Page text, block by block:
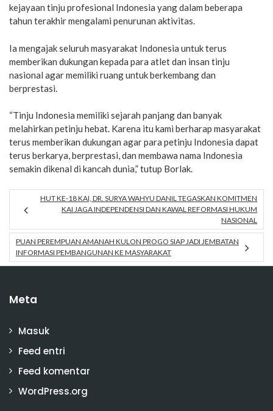
kejayaan tinju profesional Indonesia yang dalam beberapa
tahun terakhir mengalami penurunan aktivitas.
Ia mengajak seluruh masyarakat Indonesia untuk terus
memberikan dukungan kepada para atlet dan insan tinju
nasional agar memiliki ruang untuk berkembang dan
berprestasi.
“Tinju Indonesia memiliki sejarah panjang dan banyak
melahirkan petinju hebat. Karena itu kami berharap masyarakat
terus memberikan dukungan agar para petinju Indonesia dapat
terus berkarya, berprestasi, dan membawa nama Indonesia
semakin dikenal di kancah dunia,” tutup Borlak.
HUT KE-18 KAI, DR. SURYA WAHYU DANIL TEGASKAN KOMITMEN
KAI JAGA INDEPENDENSI DAN KAWAL REFORMASI HUKUM
NASIONAL
PUAN PEREMPUAN AMANAH KULON PROGO SIAP JADI JEMBATAN
INFORMASI PEMBANGUNAN KE MASYARAKAT
Meta
Masuk
Feed entri
Feed komentar
WordPress.org